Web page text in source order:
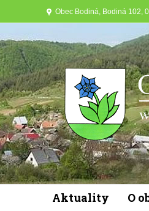
Obec Bodiná, Bodiná 102,
Aktuality O